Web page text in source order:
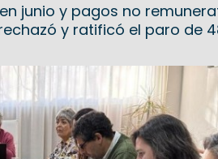
junio y pagos no
y ratificó el paro de